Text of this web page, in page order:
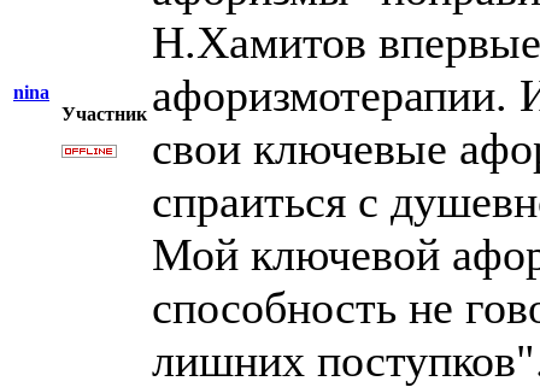
nina
Участник
Н.Хамитов
афоризмотерапии.
свои ключевые
спраиться с
Мой ключевой
способность не
лишних